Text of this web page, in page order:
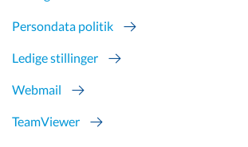
Persondata politik
Ledige stillinger
Webmail
TeamViewer